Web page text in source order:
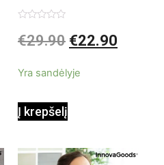
Baltai pilkas
0
iš
€29.90 €22.90
Yra sandėlyje
Į krepšelį